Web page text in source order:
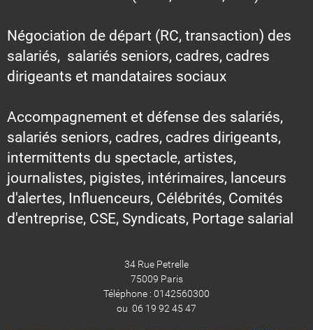
Négociation de départ (RC, transaction) des
salariés, salariés seniors, cadres, cadres
dirigeants et mandataires sociaux
Accompagnement et défense des salariés,
salariés seniors, cadres, cadres dirigeants,
intermittents du spectacle, artistes,
journalistes, pigistes, intérimaires, lanceurs
d'alertes, Influenceurs, Célébrités, Comités
d'entreprise, CSE, Syndicats, Portage salarial
34 Rue Petrelle
75009 Paris
Téléphone : 0142560300
ou 06 19 92 45 47